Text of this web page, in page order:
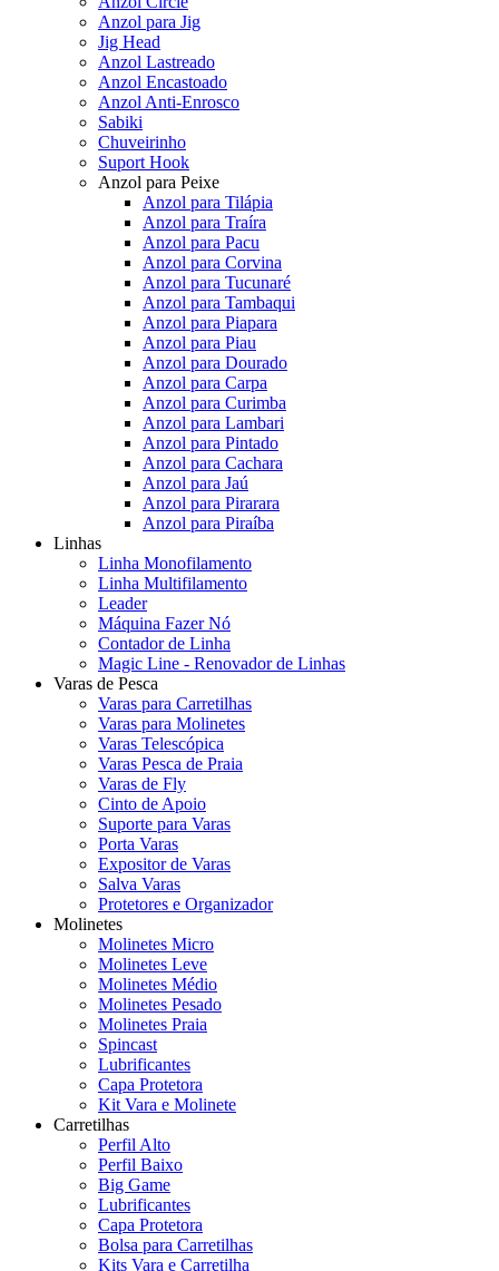
Anzol para Jig
Jig Head
Anzol Lastreado
Anzol Encastoado
Anzol Anti-Enrosco
Sabiki
Chuveirinho
Suport Hook
Anzol para Peixe
Anzol para Tilápia
Anzol para Traíra
Anzol para Pacu
Anzol para Corvina
Anzol para Tucunaré
Anzol para Tambaqui
Anzol para Piapara
Anzol para Piau
Anzol para Dourado
Anzol para Carpa
Anzol para Curimba
Anzol para Lambari
Anzol para Pintado
Anzol para Cachara
Anzol para Jaú
Anzol para Pirarara
Anzol para Piraíba
Linhas
Linha Monofilamento
Linha Multifilamento
Leader
Máquina Fazer Nó
Contador de Linha
Magic Line - Renovador de Linhas
Varas de Pesca
Varas para Carretilhas
Varas para Molinetes
Varas Telescópica
Varas Pesca de Praia
Varas de Fly
Cinto de Apoio
Suporte para Varas
Porta Varas
Expositor de Varas
Salva Varas
Protetores e Organizador
Molinetes
Molinetes Micro
Molinetes Leve
Molinetes Médio
Molinetes Pesado
Molinetes Praia
Spincast
Lubrificantes
Capa Protetora
Kit Vara e Molinete
Carretilhas
Perfil Alto
Perfil Baixo
Big Game
Lubrificantes
Capa Protetora
Bolsa para Carretilhas
Kits Vara e Carretilha